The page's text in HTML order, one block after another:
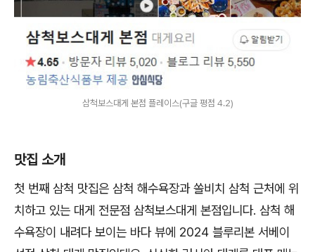
삼척보스대게 본점 플레이스(구글 평점 4.2)
맛집 소개
첫 번째 삼척 맛집은 삼척 해수욕장과 쏠비치 삼척 근처에 위
치하고 있는 대게 전문점 삼척보스대게 본점입니다. 삼척 해
수욕장이 내려다 보이는 바다 뷰에 2024 블루리본 서베이